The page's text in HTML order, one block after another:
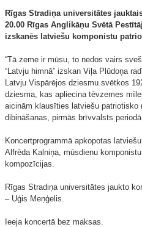
Rīgas Stradiņa universitātes
20.00 Rīgas Anglikāņu Svētā
izskanēs latviešu komponistu
“Tā zeme ir mūsu, to nedos vairs
“Latvju himnā” izskan Viļa Plūdoņa
Latvju Vispārējos dziesmu svētkos
dziesma, kas apliecina tēvzemes
aicinām klausīties latviešu
dibināšanas, pirmās brīvvalsts
Koncertprogrammā apkopotas
Alfrēda Kalniņa, mūsdienu
kompozīcijas.
Rīgas Stradiņa universitātes jaukto
– Uģis Meņģelis.
Ieeja koncertā bez maksas.